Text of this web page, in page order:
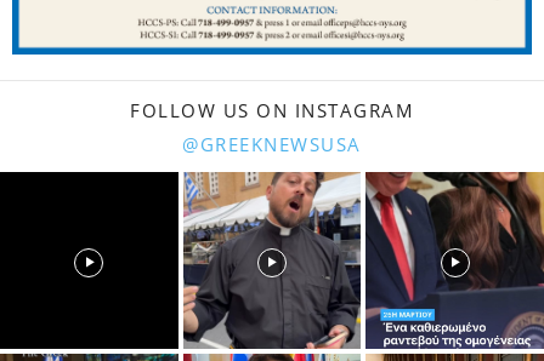
FOLLOW US ON INSTAGRAM
@GREEKNEWSUSA